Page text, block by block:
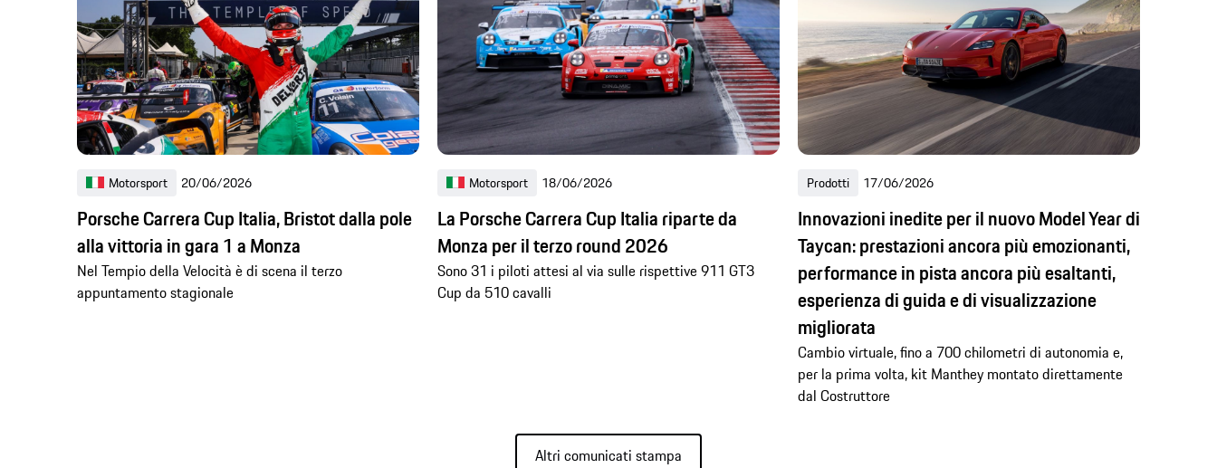
Motorsport 20/06/2026
Porsche Carrera Cup Italia, Bristot dalla pole
alla vittoria in gara 1 a Monza
Nel Tempio della Velocità è di scena il terzo
appuntamento stagionale
Motorsport 18/06/2026
La Porsche Carrera Cup Italia riparte da
Monza per il terzo round 2026
Sono 31 i piloti attesi al via sulle rispettive 911 GT3
Cup da 510 cavalli
Prodotti 17/06/2026
Innovazioni inedite per il nuovo Model Year di
Taycan: prestazioni ancora più emozionanti,
performance in pista ancora più esaltanti,
esperienza di guida e di visualizzazione
migliorata
Cambio virtuale, fino a 700 chilometri di autonomia e,
per la prima volta, kit Manthey montato direttamente
dal Costruttore
Altri comunicati stampa